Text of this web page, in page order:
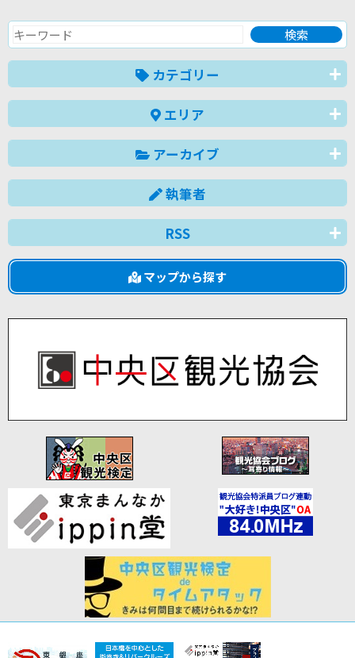
カテゴリー
エリア
アーカイブ
執筆者
RSS
マップから探す